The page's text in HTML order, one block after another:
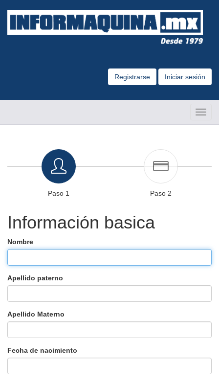
Registrarse Iniciar sesión
Paso 1 Paso 2
Información basica
Nombre
Apellido paterno
Apellido Materno
Fecha de nacimiento